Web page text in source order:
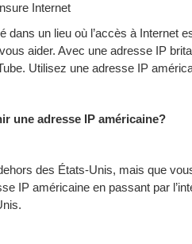
Internet
dans un lieu où l’accès à Internet
aider. Avec une adresse IP
Utilisez une adresse IP
une adresse IP américaine?
des États-Unis, mais que
IP américaine en passant par